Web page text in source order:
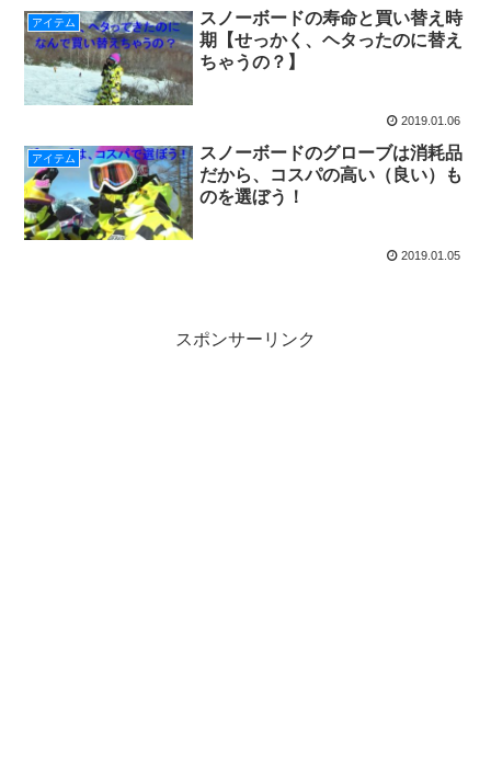
アイテム
スノーボードの寿命と買い替え時
期【せっかく、ヘタったのに替え
ちゃうの？】
2019.01.06
アイテム
スノーボードのグローブは消耗品
だから、コスパの高い（良い）も
のを選ぼう！
2019.01.05
スポンサーリンク